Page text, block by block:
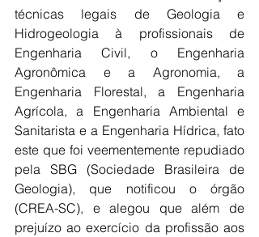
técnicas legais de Geologia e
Hidrogeologia à profissionais de
Engenharia Civil, o Engenharia
Agronômica e a Agronomia, a
Engenharia Florestal, a Engenharia
Agrícola, a Engenharia Ambiental e
Sanitarista e a Engenharia Hídrica, fato
este que foi veementemente repudiado
pela SBG (Sociedade Brasileira de
Geologia), que notificou o órgão
(CREA-SC), e alegou que além de
prejuízo ao exercício da profissão aos